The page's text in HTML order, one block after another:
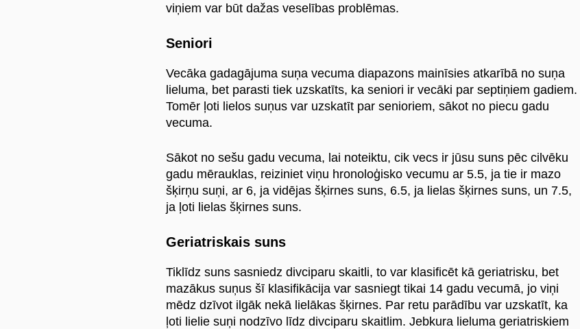
viņiem var būt dažas veselības problēmas.
Seniori
Vecāka gadagājuma suņa vecuma diapazons mainīsies atkarībā no suņa
lieluma, bet parasti tiek uzskatīts, ka seniori ir vecāki par septiņiem gadiem.
Tomēr ļoti lielos suņus var uzskatīt par senioriem, sākot no piecu gadu
vecuma.
Sākot no sešu gadu vecuma, lai noteiktu, cik vecs ir jūsu suns pēc cilvēku
gadu mērauklas, reiziniet viņu hronoloģisko vecumu ar 5.5, ja tie ir mazo
šķirņu suņi, ar 6, ja vidējas šķirnes suns, 6.5, ja lielas šķirnes suns, un 7.5,
ja ļoti lielas šķirnes suns.
Geriatriskais suns
Tiklīdz suns sasniedz divciparu skaitli, to var klasificēt kā geriatrisku, bet
mazākus suņus šī klasifikācija var sasniegt tikai 14 gadu vecumā, jo viņi
mēdz dzīvot ilgāk nekā lielākas šķirnes. Par retu parādību var uzskatīt, ka
ļoti lielie suņi nodzīvo līdz divciparu skaitlim. Jebkura lieluma geriatriskiem